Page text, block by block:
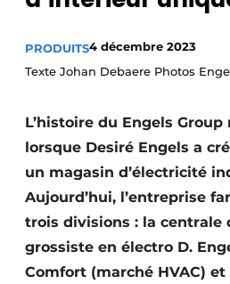
PRODUITS4 décembre 2023
Texte Johan Debaere Photos
L’histoire du Engels Group
lorsque Desiré Engels a
un magasin d’électricité
Aujourd’hui, l’entreprise
trois divisions : la centrale
grossiste en électro D.
Comfort (marché HVAC) et